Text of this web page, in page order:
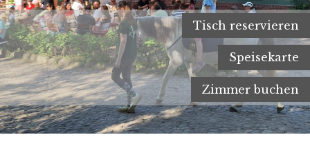
Tisch reservieren
Speisekarte
Zimmer buchen